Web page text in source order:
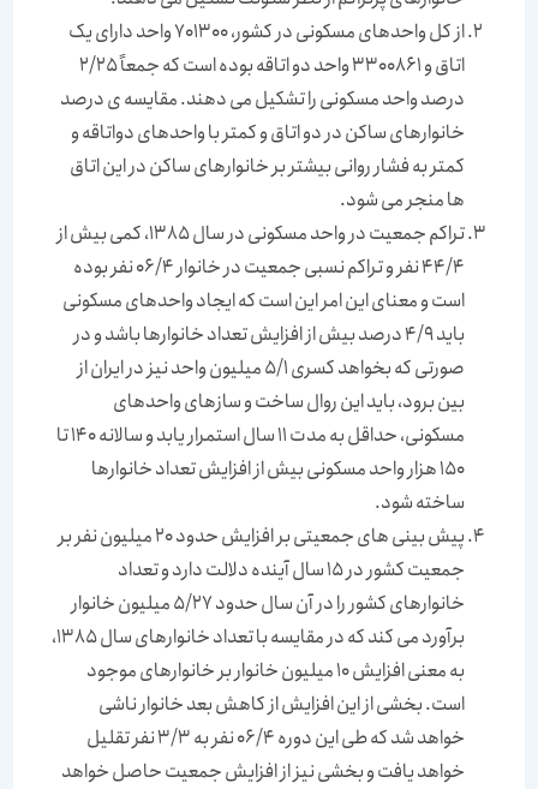
از کل واحدهای مسکونی در کشور، 701300 واحد دارای یک
اتاق و 3300861 واحد دو اتاقه بوده است که جمعاً 2/25
درصد واحد مسکونی را تشکیل می دهند. مقایسه ی درصد
خانوارهای ساکن در دو اتاق و کمتر با واحدهای دواتاقه و
کمتر به فشار روانی بیشتر بر خانوارهای ساکن در این اتاق
ها منجر می شود.
تراکم جمعیت در واحد مسکونی در سال 1385، کمی بیش از
44/4 نفر و تراکم نسبی جمعیت در خانوار 06/4 نفر بوده
است و معنای این امر این است که ایجاد واحدهای مسکونی
باید 4/9 درصد بیش از افزایش تعداد خانوارها باشد و در
صورتی که بخواهد کسری 5/1 میلیون واحد نیز در ایران از
بین برود، باید این روال ساخت و سازهای واحدهای
مسکونی، حداقل به مدت 11 سال استمرار یابد و سالانه 140 تا
150 هزار واحد مسکونی بیش از افزایش تعداد خانوارها
ساخته شود.
پیش بینی های جمعیتی بر افزایش حدود 20 میلیون نفر بر
جمعیت کشور در 15 سال آینده دلالت دارد و تعداد
خانوارهای کشور را در آن سال حدود 5/27 میلیون خانوار
برآورد می کند که در مقایسه با تعداد خانوارهای سال 1385،
به معنی افزایش 10 میلیون خانوار بر خانوارهای موجود
است. بخشی از این افزایش از کاهش بعد خانوار ناشی
خواهد شد که طی این دوره 06/4 نفر به 3/3 نفر تقلیل
خواهد یافت و بخشی نیز از افزایش جمعیت حاصل خواهد